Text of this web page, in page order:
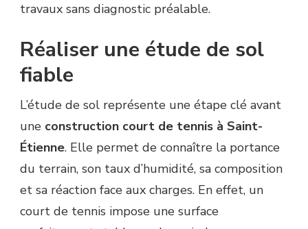
travaux sans diagnostic préalable.
Réaliser une étude de sol
fiable
L’étude de sol représente une étape clé avant
une construction court de tennis à Saint-
Étienne. Elle permet de connaître la portance
du terrain, son taux d’humidité, sa composition
et sa réaction face aux charges. En effet, un
court de tennis impose une surface